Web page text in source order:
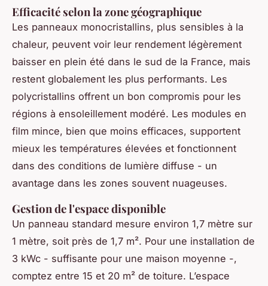
Efficacité selon la zone géographique
Les panneaux monocristallins, plus sensibles à la
chaleur, peuvent voir leur rendement légèrement
baisser en plein été dans le sud de la France, mais
restent globalement les plus performants. Les
polycristallins offrent un bon compromis pour les
régions à ensoleillement modéré. Les modules en
film mince, bien que moins efficaces, supportent
mieux les températures élevées et fonctionnent
dans des conditions de lumière diffuse - un
avantage dans les zones souvent nuageuses.
Gestion de l'espace disponible
Un panneau standard mesure environ 1,7 mètre sur
1 mètre, soit près de 1,7 m². Pour une installation de
3 kWc - suffisante pour une maison moyenne -,
comptez entre 15 et 20 m² de toiture. L’espace